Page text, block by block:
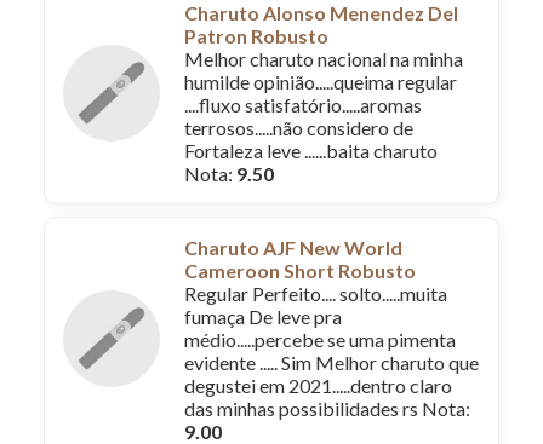
Charuto Alonso Menendez Del
Patron Robusto
Melhor charuto nacional na minha
humilde opinião.....queima regular
....fluxo satisfatório.....aromas
terrosos.....não considero de
Fortaleza leve ......baita charuto
Nota: 9.50
Charuto AJF New World
Cameroon Short Robusto
Regular Perfeito.... solto.....muita
fumaça De leve pra
médio.....percebe se uma pimenta
evidente ..... Sim Melhor charuto que
degustei em 2021.....dentro claro
das minhas possibilidades rs Nota:
9.00